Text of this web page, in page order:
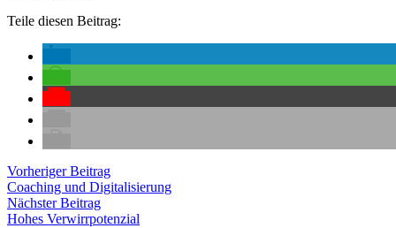
Teile diesen Beitrag:
Beitragsnavigation
Vorheriger BeitragVorheriger
Beitrag:
Coaching und Digitalisierung
Nächster BeitragNächster
Beitrag:
Hohes Verwirrpotenzial